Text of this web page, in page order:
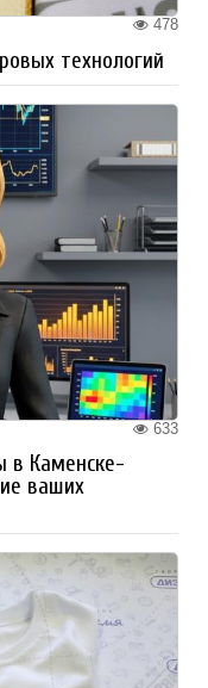
478
технологий
633
в Каменске-
ваших